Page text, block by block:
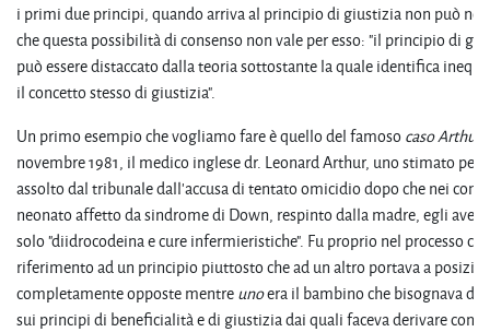
i primi due principi, quando arriva al principio di giustizia non può
che questa possibilità di consenso non vale per esso: "il principio di
può essere distaccato dalla teoria sottostante la quale identifica
il concetto stesso di giustizia".
Un primo esempio che vogliamo fare è quello del famoso casoArthur
novembre 1981, il medico inglese dr. Leonard Arthur, uno stimato
assolto dal tribunale dall'accusa di tentato omicidio dopo che nei
neonato affetto da sindrome di Down, respinto dalla madre, egli
solo "diidrocodeina e cure infermieristiche". Fu proprio nel processo
riferimento ad un principio piuttosto che ad un altro portava a
completamente opposte mentreunoera il bambino che bisognava di
sui principi di beneficialità e di giustizia dai quali faceva derivare